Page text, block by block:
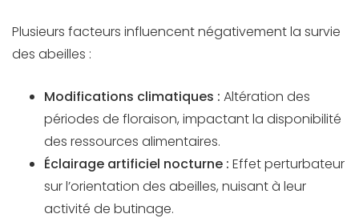
Plusieurs facteurs influencent négativement la survie
des abeilles :
Modifications climatiques : Altération des
périodes de floraison, impactant la disponibilité
des ressources alimentaires.
Éclairage artificiel nocturne : Effet perturbateur
sur l’orientation des abeilles, nuisant à leur
activité de butinage.